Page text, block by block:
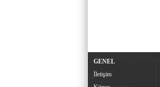
GENEL
İletişim